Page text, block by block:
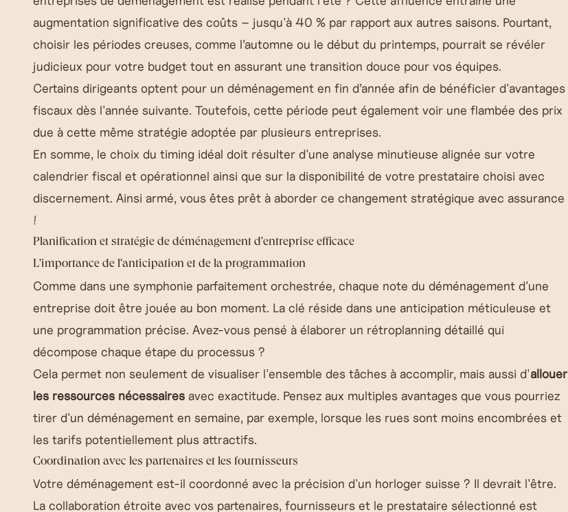
augmentation significative des coûts – jusqu'à 40 % par rapport aux autres saisons. Pourtant,
choisir les périodes creuses, comme l’automne ou le début du printemps, pourrait se révéler
judicieux pour votre budget tout en assurant une transition douce pour vos équipes.
Certains dirigeants optent pour un déménagement en fin d’année afin de bénéficier d'avantages
fiscaux dès l'année suivante. Toutefois, cette période peut également voir une flambée des prix
due à cette même stratégie adoptée par plusieurs entreprises.
En somme, le choix du timing idéal doit résulter d'une analyse minutieuse alignée sur votre
calendrier fiscal et opérationnel ainsi que sur la disponibilité de votre prestataire choisi avec
discernement. Ainsi armé, vous êtes prêt à aborder ce changement stratégique avec assurance
!
Planification et stratégie de déménagement d'entreprise efficace
L'importance de l'anticipation et de la programmation
Comme dans une symphonie parfaitement orchestrée, chaque note du déménagement d'une
entreprise doit être jouée au bon moment. La clé réside dans une anticipation méticuleuse et
une programmation précise. Avez-vous pensé à élaborer un rétroplanning détaillé qui
décompose chaque étape du processus ?
Cela permet non seulement de visualiser l'ensemble des tâches à accomplir, mais aussi d'allouer
les ressources nécessaires avec exactitude. Pensez aux multiples avantages que vous pourriez
tirer d'un déménagement en semaine, par exemple, lorsque les rues sont moins encombrées et
les tarifs potentiellement plus attractifs.
Coordination avec les partenaires et les fournisseurs
Votre déménagement est-il coordonné avec la précision d'un horloger suisse ? Il devrait l'être.
La collaboration étroite avec vos partenaires, fournisseurs et le prestataire sélectionné est